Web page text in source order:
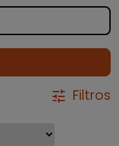
tune Filtros